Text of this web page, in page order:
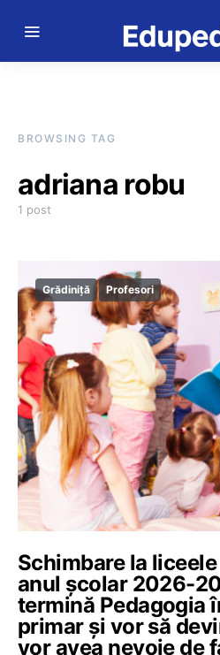
BROWSING TAG
adriana robu
1 post
Grădiniță Profesori
Schimbare la
anul școlar 2026-
termină Pedagogia
primar și vor să
vor avea nevoie de